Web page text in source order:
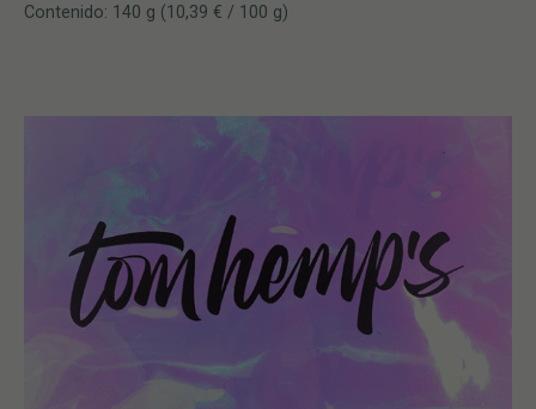
Contenido: 140 g (10,39 € / 100 g)